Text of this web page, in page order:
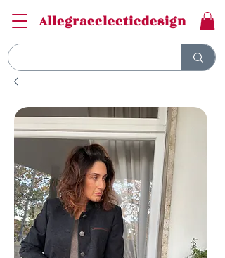
Allegraeclecticdesign